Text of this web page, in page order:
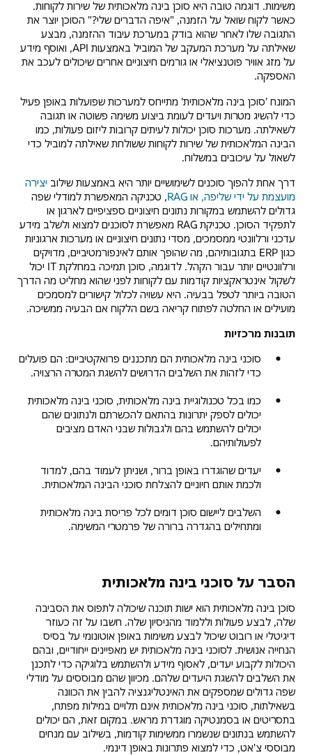
משימות. דוגמה טובה היא סוכן בינה מלאכותית של שירות לקוחות.
כאשר לקוח שואל על הזמנה, "איפה הדברים שלי?" הסוכן יוצר את
התגובה שלו לאחר שהוא בודק במערכת עיבוד ההזמנה, מבצע
שאילתה על מערכת המעקב של המוביל באמצעות API, ואוסף מידע
על מזג אוויר פוטנציאלי או גורמים חיצוניים אחרים שיכולים לעכב את
האספקה.
המונח 'סוכן בינה מלאכותית' מתייחס למערכות שפועלות באופן פעיל
כדי להשיג מטרות ויעדים לעומת ביצוע משימה פשוטה או תגובה
לשאילתה. מערכות סוכן יכולות לעיתים קרובות ליזום פעולות, כמו
הבינה המלאכותית של שירות לקוחות ששולחת שאילתה למוביל כדי
לשאול על עיכובים במשלוח.
דרך אחת להפוך סוכנים לשימושיים יותר היא באמצעות שילוב יצירה
מועצמת על ידי שליפה, או RAG
, טכניקה המאפשרת למודלי שפה
גדולים להשתמש במקורות נתונים חיצוניים ספציפיים לארגון או
לתפקיד הסוכן. טכניקת RAG מאפשרת לסוכנים למצוא ולשלב מידע
עדכני ורלוונטי ממסמכים, מסדי נתונים חיצוניים או מערכות ארגוניות
כגון ERP בתגובותיהם, מה שהופך אותם לאינפורמטיביים, מדויקים
ורלוונטיים יותר עבור הקהל. לדוגמה, סוכן תמיכה במחלקת IT יכול
לשקול אינטראקציות קודמות עם לקוחות לפני שהוא מחליט מה הדרך
הטובה ביותר לטפל בבעיה. היא עשויה לכלול קישורים למסמכים
מועילים או החלטה לפתוח קריאה בשם הלקוח אם הבעיה ממשיכה.
תובנות מרכזיות
סוכני בינה מלאכותית הם מתכננים פרואקטיביים: הם פועלים
כדי לזהות את השלבים הדרושים להשגת המטרה הרצויה.
כמו בכל טכנולוגיית בינה מלאכותית, סוכני בינה מלאכותית
יכולים לספק יתרונות בהתאם להכשרתם ולנתונים שהם
יכולים להשתמש בהם ולגבולות שבני האדם מציבים
לפעולותיהם.
יעדים שהוגדרו באופן ברור, ושניתן לעמוד בהם, למדוד
ולכמת אותם חיוניים להצלחת סוכני הבינה המלאכותית.
השלבים ליישום סוכן דומים לכל פריסת בינה מלאכותית
ומתחילים בהגדרה ברורה של פרמטרי המשימה.
הסבר על סוכני בינה מלאכותית
סוכן בינה מלאכותית הוא ישות תוכנה שיכולה לתפוס את הסביבה
שלה, לבצע פעולות וללמוד מהניסיון שלה. חשבו על זה כעוזר
דיגיטלי או רובוט שיכול לבצע משימות באופן אוטונומי על בסיס
הנחייה אנושית. לסוכני בינה מלאכותית יש מאפיינים ייחודיים, ובהם
היכולות לקבוע יעדים, לאסוף מידע ולהשתמש בלוגיקה כדי לתכנן
את השלבים להשגת היעדים שלהם. מכיוון שהם מבוססים על מודלי
שפה גדולים שמספקים את האינטליגנציה להבין את הכוונה
בשאילתות, סוכני בינה מלאכותית אינם תלויים במילות מפתח,
בתסריטים או בסמנטיקה מוגדרת מראש. במקום זאת, הם יכולים
להשתמש בנתונים שנשמרו ממשימות קודמות, בשילוב עם מנחים
מבוססי צ'אט, כדי למצוא פתרונות באופן דינמי.